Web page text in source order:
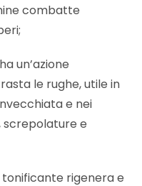
combatte
un’azione
le rughe, utile in
e nei
screpolature e
rigenera e